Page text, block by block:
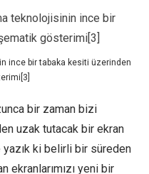
ince bir tabaka kesiti üzerinden
bir zaman bizi
uzak tutacak bir ekran
yazık ki belirli bir süreden
ekranlarımızı yeni bir